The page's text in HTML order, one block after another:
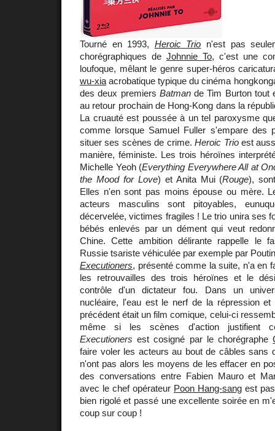
Tourné en 1993, Heroic Trio n'est pas
chorégraphiques de Johnnie To, c'est une
loufoque, mêlant le genre super-héros
wu-xia acrobatique typique du cinéma
des deux premiers Batmande Tim Burton tout
au retour prochain de Hong-Kong dans la
La cruauté est poussée à un tel paroxysme
comme lorsque Samuel Fuller s'empare des
situer ses scènes de crime.Heroic Trioest
manière, féministe. Les trois héroïnes
Michelle Yeoh (Everything Everywhere All at
the Mood for Love) et Anita Mui (Rouge),
Elles n'en sont pas moins épouse ou mère.
acteurs masculins sont pitoyables,
décervelée, victimes fragiles ! Le trio unira ses
bébés enlevés par un dément qui veut
Chine. Cette ambition délirante rappelle le
Russie tsariste véhiculée par exemple par
Executioners, présenté comme la suite, n'a en
les retrouvailles des trois héroïnes et le
contrôle d'un dictateur fou. Dans un
nucléaire, l'eau est le nerf de la répression
précédent était un film comique, celui-ci
même si les scènes d'action justifient
Executioners est cosigné par le chorégraphe
faire voler les acteurs au bout de câbles sans
n'ont pas alors les moyens de les effacer en
des conversations entre Fabien Mauro et
avec le chef opérateur Poon Hang-sang est
bien rigolé et passé une excellente soirée en
coup sur coup !